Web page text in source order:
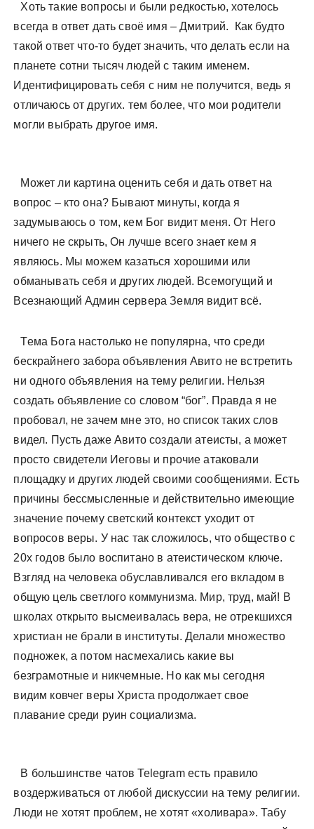
Хоть такие вопросы и были редкостью, хотелось
всегда в ответ дать своё имя – Дмитрий. Как будто
такой ответ что-то будет значить, что делать если на
планете сотни тысяч людей с таким именем.
Идентифицировать себя с ним не получится, ведь я
отличаюсь от других. тем более, что мои родители
могли выбрать другое имя.
Может ли картина оценить себя и дать ответ на
вопрос – кто она? Бывают минуты, когда я
задумываюсь о том, кем Бог видит меня. От Него
ничего не скрыть, Он лучше всего знает кем я
являюсь. Мы можем казаться хорошими или
обманывать себя и других людей. Всемогущий и
Всезнающий Админ сервера Земля видит всё.
Тема Бога настолько не популярна, что среди
бескрайнего забора объявления Авито не встретить
ни одного объявления на тему религии. Нельзя
создать объявление со словом “бог”. Правда я не
пробовал, не зачем мне это, но список таких слов
видел. Пусть даже Авито создали атеисты, а может
просто свидетели Иеговы и прочие атаковали
площадку и других людей своими сообщениями. Есть
причины бессмысленные и действительно имеющие
значение почему светский контекст уходит от
вопросов веры. У нас так сложилось, что общество с
20х годов было воспитано в атеистическом ключе.
Взгляд на человека обуславливался его вкладом в
общую цель светлого коммунизма. Мир, труд, май! В
школах открыто высмеивалась вера, не отрекшихся
христиан не брали в институты. Делали множество
подножек, а потом насмехались какие вы
безграмотные и никчемные. Но как мы сегодня
видим ковчег веры Христа продолжает свое
плавание среди руин социализма.
В большинстве чатов Telegram есть правило
воздерживаться от любой дискуссии на тему религии.
Люди не хотят проблем, не хотят «холивара». Табу